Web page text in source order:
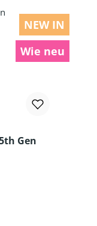
NEW IN
Wie neu
Gen